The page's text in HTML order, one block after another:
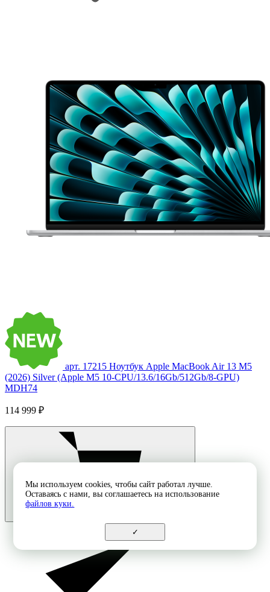
арт. 17215 Ноутбук Apple MacBook Air 13 M5
(2026) Silver (Apple M5 10-CPU/13.6/16Gb/512Gb/8-GPU)
MDH74
114 999 ₽
Мы используем cookies, чтобы сайт работал лучше.
Оставаясь с нами, вы соглашаетесь на использование
файлов куки.
✓